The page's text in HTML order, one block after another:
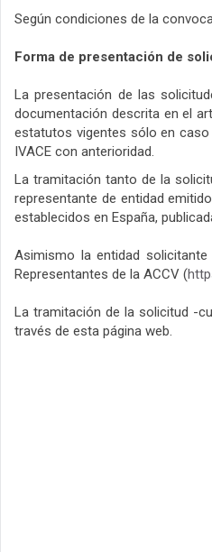
Según condiciones de la
Forma de presentación de
La presentación de las
documentación descrita en el
estatutos vigentes sólo en
IVACE con anterioridad.
La tramitación tanto de la
representante de entidad
establecidos en España,
Asimismo la entidad
Representantes de la ACCV (
La tramitación de la solicitud -
través de esta página web.